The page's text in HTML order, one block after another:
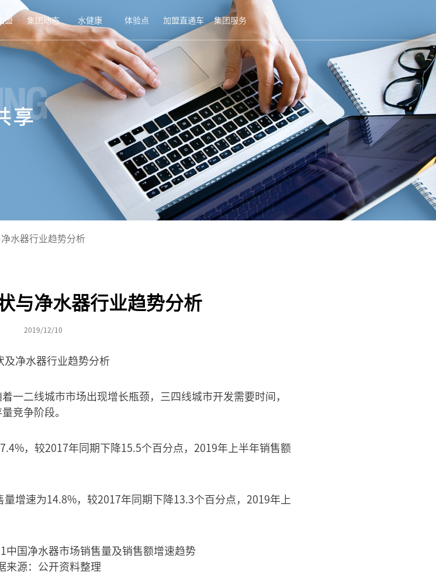
盟 集团动态 水健康 体验点 加盟直通车 集团服务
水器行业趋势分析
与净水器行业趋势分析
2019/12/10
净水器行业趋势分析
一二线城市市场出现增长瓶颈，三四线城市开发需要时间，
竞争阶段。
，较2017年同期下降15.5个百分点，2019年上半年销售额
增速为14.8%，较2017年同期下降13.3个百分点，2019年上
来源：公开资料整理